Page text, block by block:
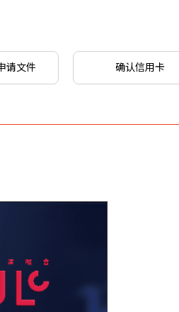
请文件 确认信用卡